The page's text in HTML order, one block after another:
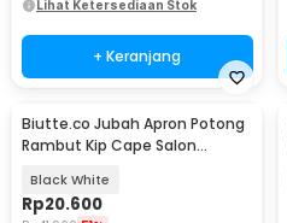
Lihat Ketersediaan Stok
+ Keranjang
Biutte.co Jubah Apron Potong
Rambut Kip Cape Salon
Black White
Rp20.600